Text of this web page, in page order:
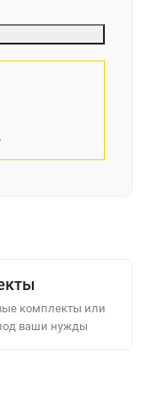
комплекты или
ваши нужды